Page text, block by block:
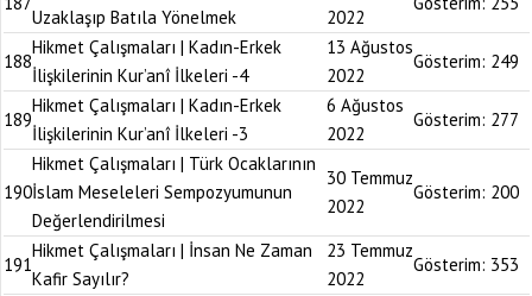
Uzaklaşıp Batıla Yönelmek 2022
188
Hikmet Çalışmaları | Kadın-Erkek
İlişkilerinin Kur’anî İlkeleri -4
13 Ağustos
2022
Gösterim: 249
189
Hikmet Çalışmaları | Kadın-Erkek
İlişkilerinin Kur’anî İlkeleri -3
6 Ağustos
2022
Gösterim: 277
190
Hikmet Çalışmaları | Türk Ocaklarının
İslam Meseleleri Sempozyumunun
Değerlendirilmesi
30 Temmuz
2022
Gösterim: 200
191
Hikmet Çalışmaları | İnsan Ne Zaman
Kafir Sayılır?
23 Temmuz
2022
Gösterim: 353